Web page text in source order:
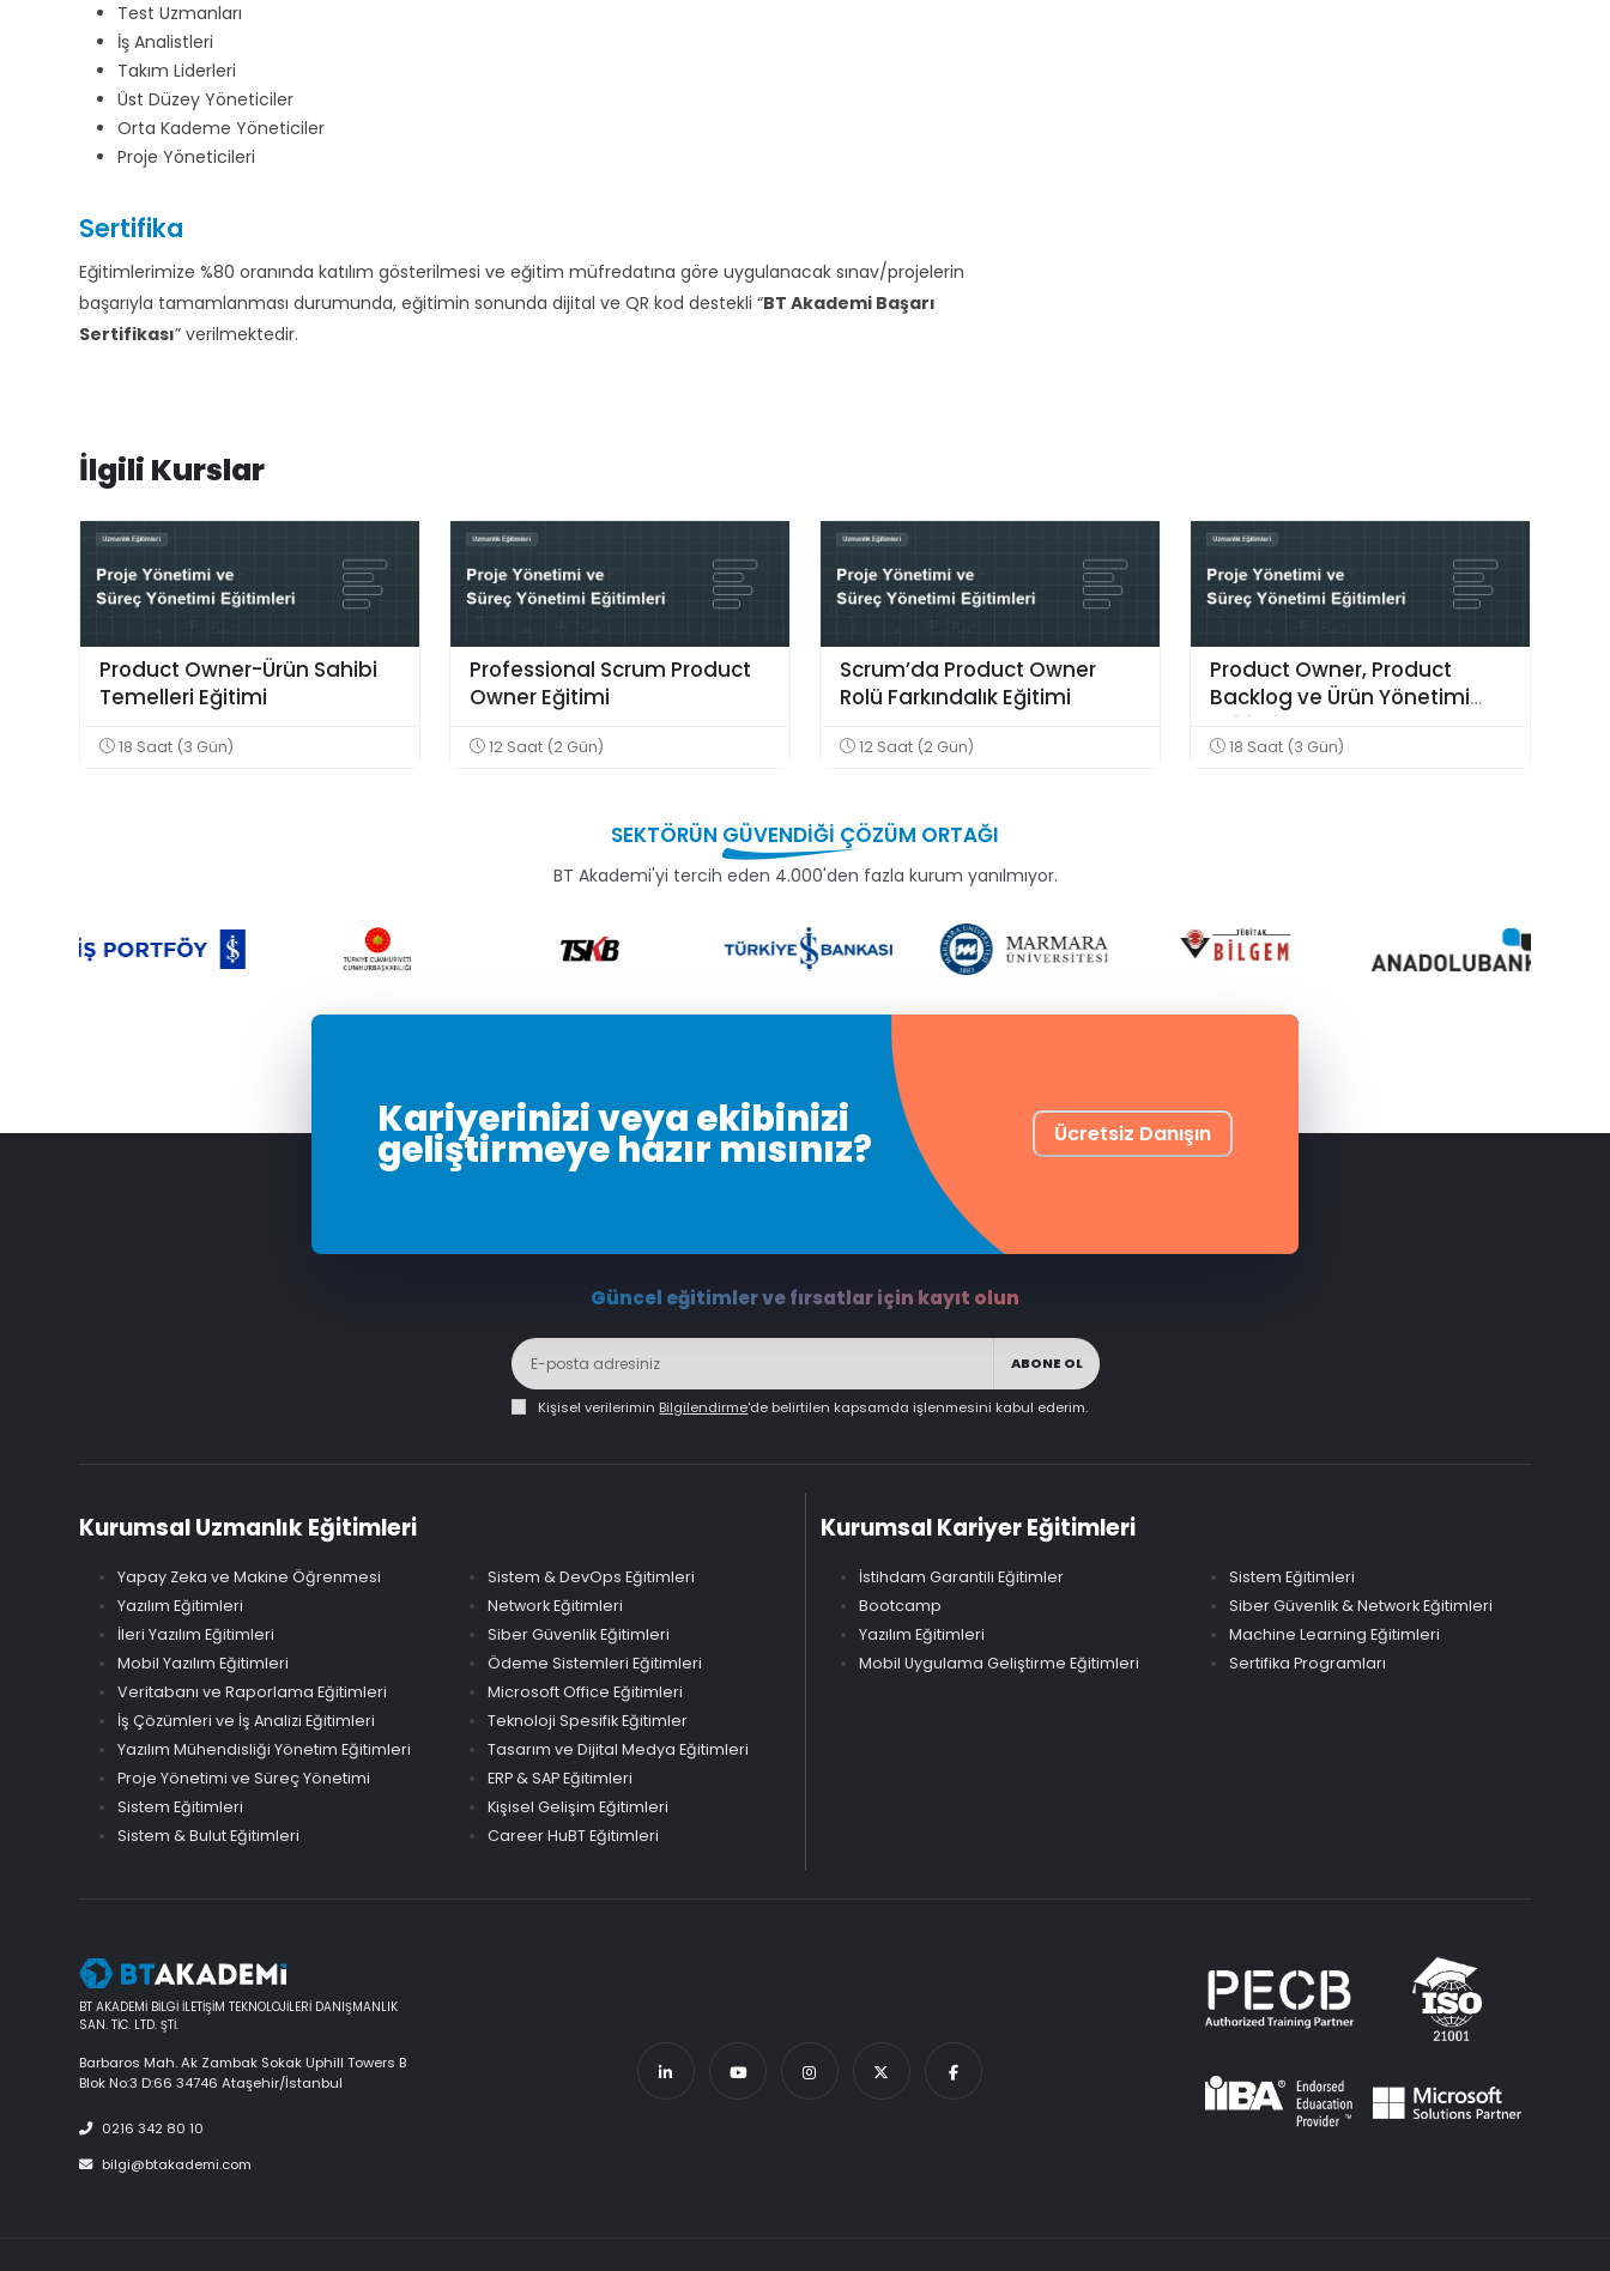
Test Uzmanları
İş Analistleri
Takım Liderleri
Üst Düzey Yöneticiler
Orta Kademe Yöneticiler
Proje Yöneticileri
Sertifika
Eğitimlerimize %80 oranında katılım gösterilmesi ve eğitim müfredatına göre uygulanacak sınav/projelerin
başarıyla tamamlanması durumunda, eğitimin sonunda dijital ve QR kod destekli “BT Akademi Başarı
Sertifikası” verilmektedir.
İlgili Kurslar
Product Owner-Ürün Sahibi
Temelleri Eğitimi
18 Saat (3 Gün)
Professional Scrum Product
Owner Eğitimi
12 Saat (2 Gün)
Scrum’da Product Owner
Rolü Farkındalık Eğitimi
12 Saat (2 Gün)
Product Owner, Product
Backlog ve Ürün Yönetimi
Eğitimi
18 Saat (3 Gün)
SEKTÖRÜN GÜVENDİĞİ ÇÖZÜM ORTAĞI
BT Akademi'yi tercih eden 4.000'den fazla kurum yanılmıyor.
Kariyerinizi veya ekibinizi
geliştirmeye hazır mısınız? Ücretsiz Danışın
Güncel eğitimler ve fırsatlar için kayıt olun
ABONE OL
Kişisel verilerimin Bilgilendirme'de belirtilen kapsamda işlenmesini kabul ederim.
Kurumsal Uzmanlık Eğitimleri
Yapay Zeka ve Makine Öğrenmesi
Yazılım Eğitimleri
İleri Yazılım Eğitimleri
Mobil Yazılım Eğitimleri
Veritabanı ve Raporlama Eğitimleri
İş Çözümleri ve İş Analizi Eğitimleri
Yazılım Mühendisliği Yönetim Eğitimleri
Proje Yönetimi ve Süreç Yönetimi
Sistem Eğitimleri
Sistem & Bulut Eğitimleri
Sistem & DevOps Eğitimleri
Network Eğitimleri
Siber Güvenlik Eğitimleri
Ödeme Sistemleri Eğitimleri
Microsoft Office Eğitimleri
Teknoloji Spesifik Eğitimler
Tasarım ve Dijital Medya Eğitimleri
ERP & SAP Eğitimleri
Kişisel Gelişim Eğitimleri
Career HuBT Eğitimleri
Kurumsal Kariyer Eğitimleri
İstihdam Garantili Eğitimler
Bootcamp
Yazılım Eğitimleri
Mobil Uygulama Geliştirme Eğitimleri
Sistem Eğitimleri
Siber Güvenlik & Network Eğitimleri
Machine Learning Eğitimleri
Sertifika Programları
BT AKADEMİ BİLGİ İLETİŞİM TEKNOLOJİLERİ DANIŞMANLIK
SAN. TİC. LTD. ŞTİ.
Barbaros Mah. Ak Zambak Sokak Uphill Towers B
Blok No:3 D:66 34746 Ataşehir/İstanbul
0216 342 80 10
bilgi@btakademi.com